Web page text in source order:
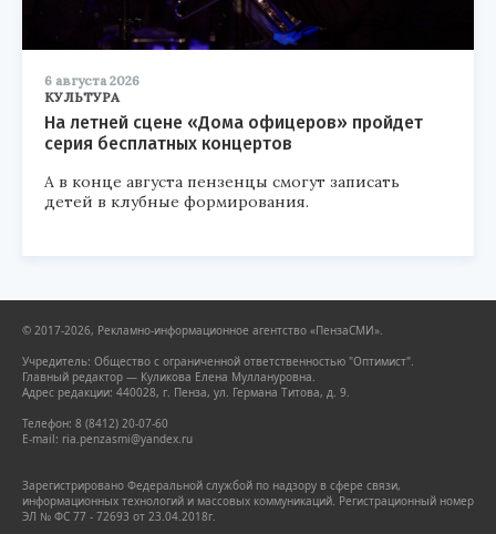
6 августа 2026
КУЛЬТУРА
На летней сцене «Дома офицеров» пройдет
серия бесплатных концертов
А в конце августа пензенцы смогут записать
детей в клубные формирования.
© 2017-2026, Рекламно-информационное агентство «ПензаСМИ».
Учредитель: Общество с ограниченной ответственностью "Оптимист".
Главный редактор — Куликова Елена Муллануровна.
Адрес редакции: 440028, г. Пенза, ул. Германа Титова, д. 9.
Телефон: 8 (8412) 20-07-60
E-mail: ria.penzasmi@yandex.ru
Зарегистрировано Федеральной службой по надзору в сфере связи,
информационных технологий и массовых коммуникаций. Регистрационный номер
ЭЛ № ФС 77 - 72693 от 23.04.2018г.